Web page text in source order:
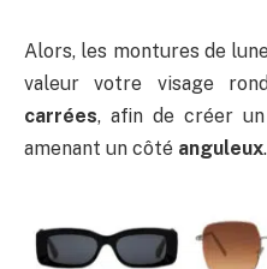
Alors, les montures de
valeur votre visage
carrées, afin de créer un
amenant un côté anguleux.